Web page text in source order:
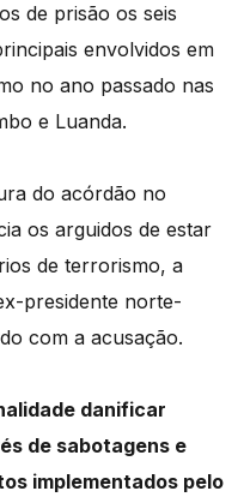
de prisão os seis
envolvidos em
no ano passado nas
e Luanda.
do acórdão no
os arguidos de estar
de terrorismo, a
presidente norte-
com a acusação.
danificar
de sabotagens e
implementados pelo